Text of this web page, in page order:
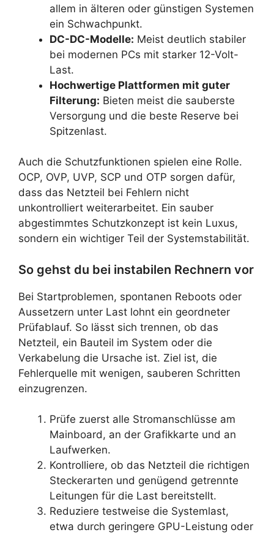
allem in älteren oder günstigen Systemen
ein Schwachpunkt.
DC-DC-Modelle: Meist deutlich stabiler
bei modernen PCs mit starker 12-Volt-
Last.
Hochwertige Plattformen mit guter
Filterung: Bieten meist die sauberste
Versorgung und die beste Reserve bei
Spitzenlast.
Auch die Schutzfunktionen spielen eine Rolle.
OCP, OVP, UVP, SCP und OTP sorgen dafür,
dass das Netzteil bei Fehlern nicht
unkontrolliert weiterarbeitet. Ein sauber
abgestimmtes Schutzkonzept ist kein Luxus,
sondern ein wichtiger Teil der Systemstabilität.
So gehst du bei instabilen Rechnern vor
Bei Startproblemen, spontanen Reboots oder
Aussetzern unter Last lohnt ein geordneter
Prüfablauf. So lässt sich trennen, ob das
Netzteil, ein Bauteil im System oder die
Verkabelung die Ursache ist. Ziel ist, die
Fehlerquelle mit wenigen, sauberen Schritten
einzugrenzen.
Prüfe zuerst alle Stromanschlüsse am
Mainboard, an der Grafikkarte und an
Laufwerken.
Kontrolliere, ob das Netzteil die richtigen
Steckerarten und genügend getrennte
Leitungen für die Last bereitstellt.
Reduziere testweise die Systemlast,
etwa durch geringere GPU-Leistung oder